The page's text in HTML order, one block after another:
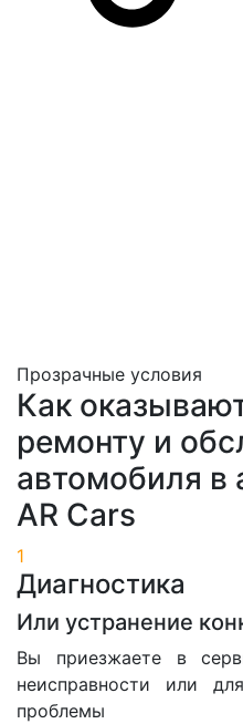
Прозрачные условия
Как
ремонту и
автомобиля в
AR Cars
1
Диагностика
Или устранение
Вы приезжаете в
неисправности или
проблемы